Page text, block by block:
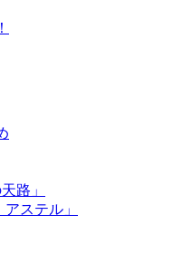
路」
ステル」